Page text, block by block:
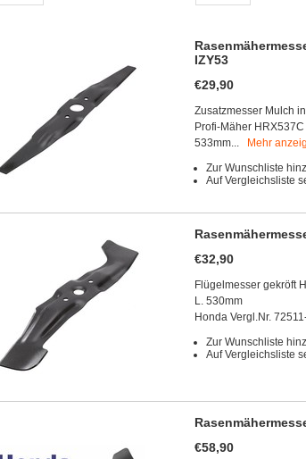
IZY53
€29,90
Zusatzmesser Mulch
Profi-Mäher
533mm...
Mehr
Zur Wunschliste
Auf Vergleichsliste
€32,90
Flügelmesser gekröft
L. 530mm
Honda Vergl.Nr.
Zur Wunschliste
Auf Vergleichsliste
€58,90